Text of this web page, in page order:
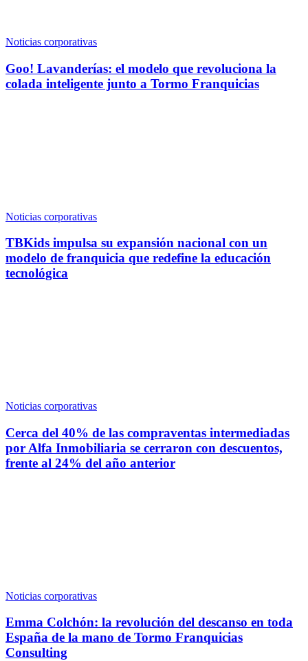
Noticias corporativas
Goo! Lavanderías: el modelo que revoluciona la
colada inteligente junto a Tormo Franquicias
Noticias corporativas
TBKids impulsa su expansión nacional con un
modelo de franquicia que redefine la educación
tecnológica
Noticias corporativas
Cerca del 40% de las compraventas intermediadas
por Alfa Inmobiliaria se cerraron con descuentos,
frente al 24% del año anterior
Noticias corporativas
Emma Colchón: la revolución del descanso en toda
España de la mano de Tormo Franquicias
Consulting